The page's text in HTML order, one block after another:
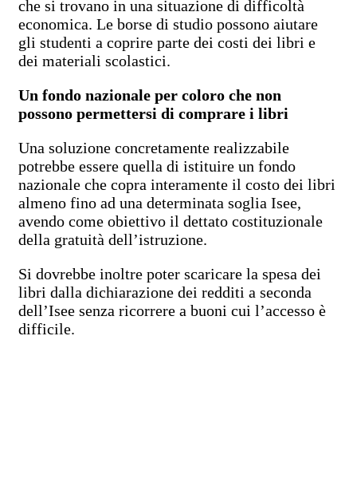
che si trovano in una situazione di difficoltà
economica. Le borse di studio possono aiutare
gli studenti a coprire parte dei costi dei libri e
dei materiali scolastici.
Un fondo nazionale per coloro che non
possono permettersi di comprare i libri
Una soluzione concretamente realizzabile
potrebbe essere quella di istituire un fondo
nazionale che copra interamente il costo dei libri
almeno fino ad una determinata soglia Isee,
avendo come obiettivo il dettato costituzionale
della gratuità dell’istruzione.
Si dovrebbe inoltre poter scaricare la spesa dei
libri dalla dichiarazione dei redditi a seconda
dell’Isee senza ricorrere a buoni cui l’accesso è
difficile.